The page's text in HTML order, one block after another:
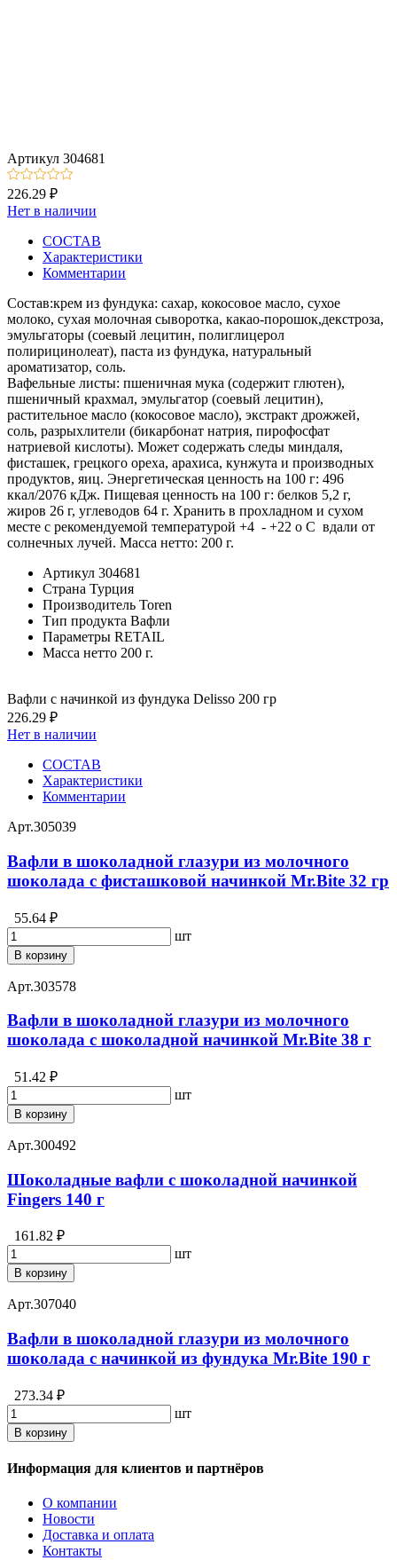
Артикул 304681
226.29 ₽
Нет в наличии
СОСТАВ
Характеристики
Комментарии
Состав:крем из фундука: сахар, кокосовое масло, сухое
молоко, сухая молочная сыворотка, какао-порошок,декстроза,
эмульгаторы (соевый лецитин, полиглицерол
полирицинолеат), паста из фундука, натуральный
ароматизатор, соль.
Вафельные листы: пшеничная мука (содержит глютен),
пшеничный крахмал, эмульгатор (соевый лецитин),
растительное масло (кокосовое масло), экстракт дрожжей,
соль, разрыхлители (бикарбонат натрия, пирофосфат
натриевой кислоты). Может содержать следы миндаля,
фисташек, грецкого ореха, арахиса, кунжута и производных
продуктов, яиц. Энергетическая ценность на 100 г: 496
ккал/2076 кДж. Пищевая ценность на 100 г: белков 5,2 г,
жиров 26 г, углеводов 64 г. Хранить в прохладном и сухом
месте с рекомендуемой температурой +4 - +22 о С вдали от
солнечных лучей. Масса нетто: 200 г.
Артикул 304681
Страна Турция
Производитель Toren
Тип продукта Вафли
Параметры RETAIL
Масса нетто 200 г.
Вафли с начинкой из фундука Delisso 200 гр
226.29 ₽
Нет в наличии
СОСТАВ
Характеристики
Комментарии
Арт.305039
Вафли в шоколадной глазури из молочного
шоколада с фисташковой начинкой Mr.Bite 32 гр
55.64 ₽
шт
В корзину
Арт.303578
Вафли в шоколадной глазури из молочного
шоколада с шоколадной начинкой Mr.Bite 38 г
51.42 ₽
шт
В корзину
Арт.300492
Шоколадные вафли с шоколадной начинкой
Fingers 140 г
161.82 ₽
шт
В корзину
Арт.307040
Вафли в шоколадной глазури из молочного
шоколада с начинкой из фундука Mr.Bite 190 г
273.34 ₽
шт
В корзину
Информация для клиентов и партнёров
О компании
Новости
Доставка и оплата
Контакты